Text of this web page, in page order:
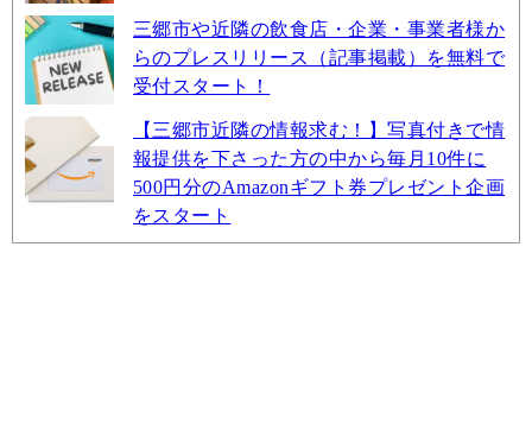
三郷市や近隣の飲食店・企業・事業者様か
らのプレスリリース（記事掲載）を無料で
受付スタート！
【三郷市近隣の情報求む！】写真付きで情
報提供を下さった方の中から毎月10件に
500円分のAmazonギフト券プレゼント企画
をスタート